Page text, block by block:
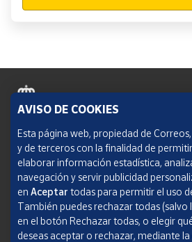
Política de cookies
Aviso legal
Condiciones del servicio
Política de Privacidad Web
AVISO DE COOKIES
Esta página web, propiedad de
y de terceros con la finalidad de
elaborar información estadística,
navegación y servir publicidad
en Aceptar todas para permitir el uso
También puedes rechazar todas (salvo
en el botón Rechazar todas, o elegir
deseas aceptar o rechazar, mediante